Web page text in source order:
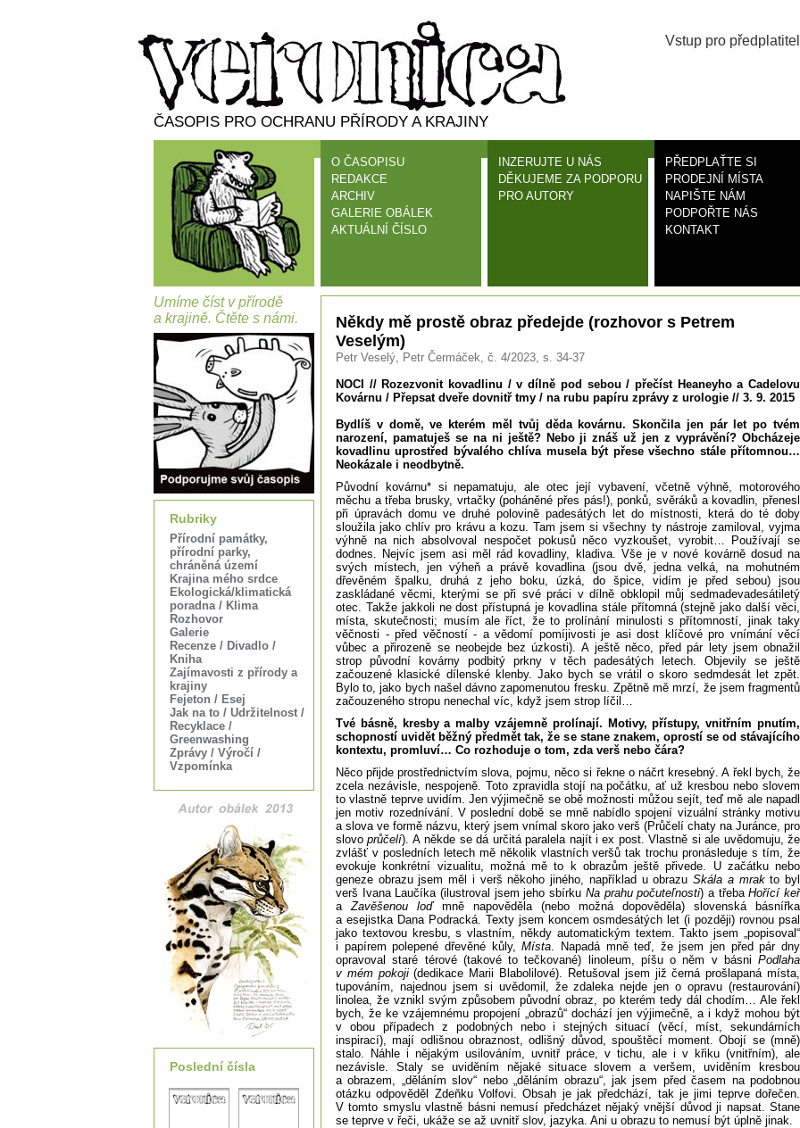
Vstup pro
ČASOPIS PRO OCHRANU PŘÍRODY A KRAJINY
O ČASOPISU
REDAKCE
ARCHIV
GALERIE OBÁLEK
AKTUÁLNÍ ČÍSLO
INZERUJTE U NÁS
DĚKUJEME ZA PODPORU
PRO AUTORY
PŘEDPLAŤTE SI
PRODEJNÍ MÍSTA
NAPIŠTE NÁM
PODPOŘTE NÁS
KONTAKT
Umíme číst v přírodě
a krajině. Čtěte s námi.
Rubriky
Přírodní památky,
přírodní parky,
chráněná území
Krajina mého srdce
Ekologická/klimatická
poradna / Klima
Rozhovor
Galerie
Recenze / Divadlo /
Kniha
Zajímavosti z přírody a
krajiny
Fejeton / Esej
Jak na to / Udržitelnost /
Recyklace /
Greenwashing
Zprávy / Výročí /
Vzpomínka
Poslední čísla
Někdy mě prostě obraz předejde (rozhovor s Petrem
Veselým)
Petr Veselý, Petr Čermáček, č. 4/2023, s. 34-37
NOCI // Rozezvonit kovadlinu / v dílně pod sebou / přečíst Heaneyho a Cadelovu
Kovárnu / Přepsat dveře dovnitř tmy / na rubu papíru zprávy z urologie // 3. 9. 2015
Bydlíš v domě, ve kterém měl tvůj děda kovárnu. Skončila jen pár let po tvém
narození, pamatuješ se na ni ještě? Nebo ji znáš už jen z vyprávění? Obcházeje
kovadlinu uprostřed bývalého chlíva musela být přese všechno stále přítomnou…
Neokázale i neodbytně.
Původní kovárnu* si nepamatuju, ale otec její vybavení, včetně výhně, motorového
měchu a třeba brusky, vrtačky (poháněné přes pás!), ponků, svěráků a kovadlin, přenesl
při úpravách domu ve druhé polovině padesátých let do místnosti, která do té doby
sloužila jako chlív pro krávu a kozu. Tam jsem si všechny ty nástroje zamiloval, vyjma
výhně na nich absolvoval nespočet pokusů něco vyzkoušet, vyrobit… Používají se
dodnes. Nejvíc jsem asi měl rád kovadliny, kladiva. Vše je v nové kovárně dosud na
svých místech, jen výheň a právě kovadlina (jsou dvě, jedna velká, na mohutném
dřevěném špalku, druhá z jeho boku, úzká, do špice, vidím je před sebou) jsou
zaskládané věcmi, kterými se při své práci v dílně obklopil můj sedmadevadesátiletý
otec. Takže jakkoli ne dost přístupná je kovadlina stále přítomná (stejně jako další věci,
místa, skutečnosti; musím ale říct, že to prolínání minulosti s přítomností, jinak taky
věčnosti - před věčností - a vědomí pomíjivosti je asi dost klíčové pro vnímání věcí
vůbec a přirozeně se neobejde bez úzkosti). A ještě něco, před pár lety jsem obnažil
strop původní kovárny podbitý prkny v těch padesátých letech. Objevily se ještě
začouzené klasické dílenské klenby. Jako bych se vrátil o skoro sedmdesát let zpět.
Bylo to, jako bych našel dávno zapomenutou fresku. Zpětně mě mrzí, že jsem fragmentů
začouzeného stropu nenechal víc, když jsem strop líčil…
Tvé básně, kresby a malby vzájemně prolínají. Motivy, přístupy, vnitřním pnutím,
schopností uvidět běžný předmět tak, že se stane znakem, oprostí se od stávajícího
kontextu, promluví… Co rozhoduje o tom, zda verš nebo čára?
Něco přijde prostřednictvím slova, pojmu, něco si řekne o náčrt kresebný. A řekl bych, že
zcela nezávisle, nespojeně. Toto zpravidla stojí na počátku, ať už kresbou nebo slovem
to vlastně teprve uvidím. Jen výjimečně se obě možnosti můžou sejít, teď mě ale napadl
jen motiv rozednívání. V poslední době se mně nabídlo spojení vizuální stránky motivu
a slova ve formě názvu, který jsem vnímal skoro jako verš (Průčelí chaty na Juránce, pro
slovoprůčelí). A někde se dá určitá paralela najít i ex post. Vlastně si ale uvědomuju, že
zvlášť v posledních letech mě několik vlastních veršů tak trochu pronásleduje s tím, že
evokuje konkrétní vizualitu, možná mě to k obrazům ještě přivede. U začátku nebo
geneze obrazu jsem měl i verš někoho jiného, například u obrazuSkála a mrakto byl
verš Ivana Laučíka (ilustroval jsem jeho sbírku Na prahu počuteľnosti) a třebaHořící keř
aZavěšenou loďmně napověděla (nebo možná dopověděla) slovenská básnířka
a esejistka Dana Podracká. Texty jsem koncem osmdesátých let (i později) rovnou psal
jako textovou kresbu, s vlastním, někdy automatickým textem. Takto jsem „popisoval“
i papírem polepené dřevěné kůly,Místa. Napadá mně teď, že jsem jen před pár dny
opravoval staré térové (takové to tečkované) linoleum, píšu o něm v básni Podlaha
v mém pokoji(dedikace Marii Blabolilové). Retušoval jsem již černá prošlapaná místa,
tupováním, najednou jsem si uvědomil, že zdaleka nejde jen o opravu (restaurování)
linolea, že vznikl svým způsobem původní obraz, po kterém tedy dál chodím… Ale řekl
bych, že ke vzájemnému propojení „obrazů“ dochází jen výjimečně, a i když mohou být
v obou případech z podobných nebo i stejných situací (věcí, míst, sekundárních
inspirací), mají odlišnou obraznost, odlišný důvod, spouštěcí moment. Obojí se (mně)
stalo. Náhle i nějakým usilováním, uvnitř práce, v tichu, ale i v křiku (vnitřním), ale
nezávisle. Staly se uviděním nějaké situace slovem a veršem, uviděním kresbou
a obrazem, „děláním slov“ nebo „děláním obrazu“, jak jsem před časem na podobnou
otázku odpověděl Zdeňku Volfovi. Obsah je jak předchází, tak je jimi teprve dořečen.
V tomto smyslu vlastně básni nemusí předcházet nějaký vnější důvod ji napsat. Stane
se teprve v řeči, ukáže se až uvnitř slov, jazyka. Ani u obrazu to nemusí být úplně jinak.